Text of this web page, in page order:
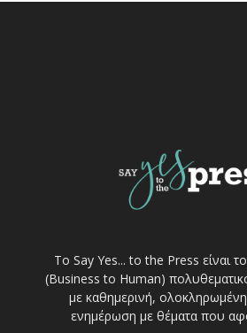
Το Say Yes... to the Press είναι
(Business to Human)
με καθημερινή, ολοκληρωμένη
ενημέρωση με θέματα που